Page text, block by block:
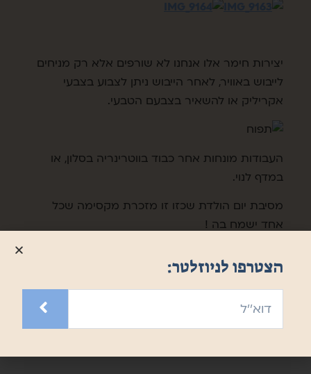
יצירות חימר אלו אנחנו לא שורפים אלא רק מניחים
לייבוש באוויר, לאחר הייבוש ניתן לצבוע בצבעי
אקריליק או להשאיר בצבעם הטבעי.
העבודות מונחות אחר כבוד בווטרינריה בסלון, או
במדף לנוי.
מסיבת יום הולדת שכזו זו מזכרת מקסימה שכל
אחד ישמח בה !
הצטרפו לניוזלטר: